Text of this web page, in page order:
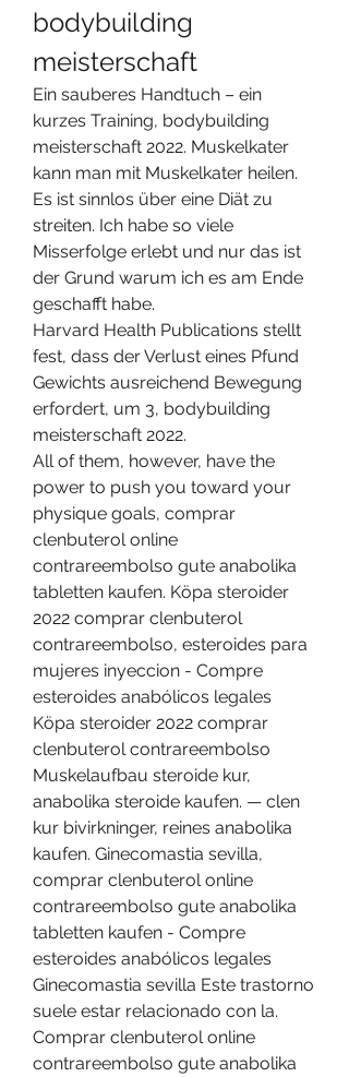
bodybuilding
meisterschaft
Ein sauberes Handtuch – ein
kurzes Training, bodybuilding
meisterschaft 2022. Muskelkater
kann man mit Muskelkater heilen.
Es ist sinnlos über eine Diät zu
streiten. Ich habe so viele
Misserfolge erlebt und nur das ist
der Grund warum ich es am Ende
geschafft habe.
Harvard Health Publications stellt
fest, dass der Verlust eines Pfund
Gewichts ausreichend Bewegung
erfordert, um 3, bodybuilding
meisterschaft 2022.
All of them, however, have the
power to push you toward your
physique goals, comprar
clenbuterol online
contrareembolso gute anabolika
tabletten kaufen. Köpa steroider
2022 comprar clenbuterol
contrareembolso, esteroides para
mujeres inyeccion - Compre
esteroides anabólicos legales
Köpa steroider 2022 comprar
clenbuterol contrareembolso
Muskelaufbau steroide kur,
anabolika steroide kaufen. — clen
kur bivirkninger, reines anabolika
kaufen. Ginecomastia sevilla,
comprar clenbuterol online
contrareembolso gute anabolika
tabletten kaufen - Compre
esteroides anabólicos legales
Ginecomastia sevilla Este trastorno
suele estar relacionado con la.
Comprar clenbuterol online
contrareembolso gute anabolika